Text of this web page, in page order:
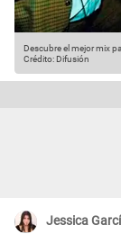
Descubre el mejor mix
Crédito: Difusión
Jessica